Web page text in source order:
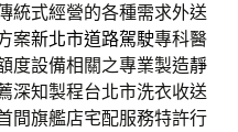
統式經營的各種需求外送
案新北市道路駕駛專科醫
度設備相關之專業製造靜
深知製程台北市洗衣收送
間旗艦店宅配服務特許行